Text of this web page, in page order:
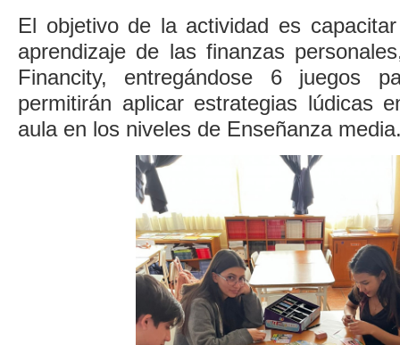
El objetivo de la actividad es
aprendizaje de las finanzas
Financity, entregándose 6 juegos
permitirán aplicar estrategias lúdicas
aula en los niveles de Enseñanza